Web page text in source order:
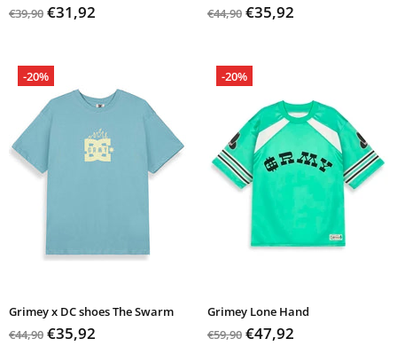
€39,90 €31,92
€44,90 €35,92
-20%
Grimey x DC shoes The Swarm
€44,90 €35,92
-20%
Grimey Lone Hand
€59,90 €47,92